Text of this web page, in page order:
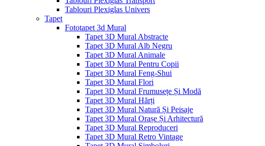
Tablouri Plexiglas Univers
Tapet
Fototapet 3d Mural
Tapet 3D Mural Abstracte
Tapet 3D Mural Alb Negru
Tapet 3D Mural Animale
Tapet 3D Mural Pentru Copii
Tapet 3D Mural Feng-Shui
Tapet 3D Mural Flori
Tapet 3D Mural Frumusețe Și Modă
Tapet 3D Mural Hărți
Tapet 3D Mural Natură Și Peisaje
Tapet 3D Mural Orașe Și Arhitectură
Tapet 3D Mural Reproduceri
Tapet 3D Mural Retro Vintage